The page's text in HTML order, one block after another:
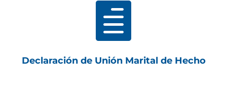

Declaración de Unión Marital de Hecho